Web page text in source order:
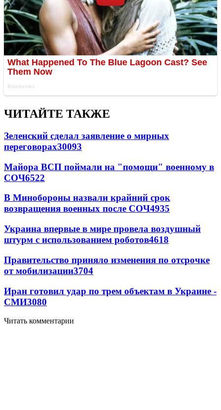
ЧИТАЙТЕ ТАКЖЕ
Зеленский сделал заявление о мирных
переговорах30093
Майора ВСП поймали на "помощи" военному в
СОЧ6522
В Минобороны назвали крайний срок
возвращения военных после СОЧ4935
Украина впервые в мире провела воздушный
штурм с использованием роботов4618
Правительство приняло изменения по отсрочке
от мобилизации3704
Иран готовил удар по трем объектам в Украине -
СМИ3080
Читать комментарии